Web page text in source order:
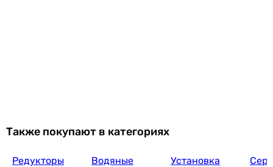
Также покупают в категориях
Редукторы
Водяные
Установка